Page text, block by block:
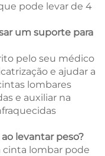
pode levar de 4
um suporte para
pelo seu médico
e ajudar a
lombares
e auxiliar na
levantar peso?
lombar pode